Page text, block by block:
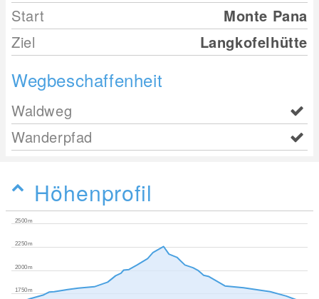
Start
Monte Pana
Ziel
Langkofelhütte
Wegbeschaffenheit
Waldweg
Wanderpfad
Höhenprofil
1750m
2000m
2250m
2500m